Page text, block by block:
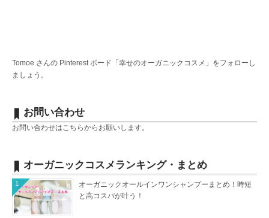
Tomoe さんの Pinterest ボード「幸せのオーガニックコスメ」をフォローし
ましょう。
お問い合わせ
お問い合わせはこちらからお願いします。
オーガニックコスメランキング・まとめ
オーガニックオールインワンシャンプーまとめ！時短
と高コスパが叶う！
1